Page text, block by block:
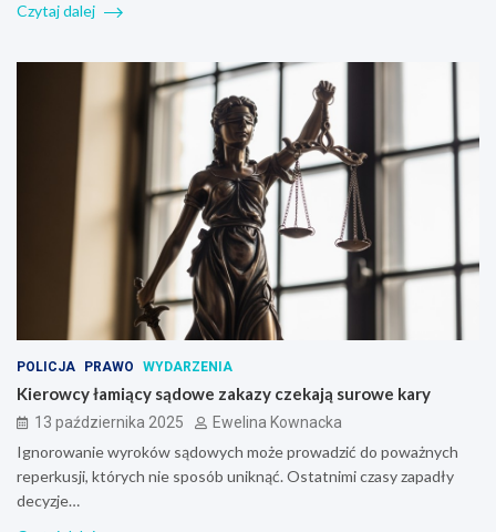
Czytaj dalej
POLICJA PRAWO WYDARZENIA
Kierowcy łamiący sądowe zakazy czekają surowe kary
13 października 2025 Ewelina Kownacka
Ignorowanie wyroków sądowych może prowadzić do poważnych
reperkusji, których nie sposób uniknąć. Ostatnimi czasy zapadły
decyzje…